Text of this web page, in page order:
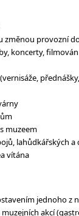
změnou provozní
koncerty,
muzeem
lahůdkářských
vítána
jednoho z
akcí